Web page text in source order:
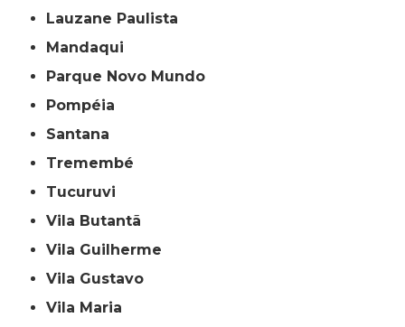
Lauzane Paulista
Mandaqui
Parque Novo Mundo
Pompéia
Santana
Tremembé
Tucuruvi
Vila Butantã
Vila Guilherme
Vila Gustavo
Vila Maria